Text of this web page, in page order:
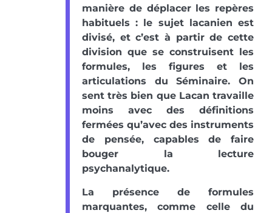
manière de déplacer les repères
habituels : le sujet lacanien est
divisé, et c’est à partir de cette
division que se construisent les
formules, les figures et les
articulations du Séminaire. On
sent très bien que Lacan travaille
moins avec des définitions
fermées qu’avec des instruments
de pensée, capables de faire
bouger la lecture
psychanalytique.
La présence de formules
marquantes, comme celle du